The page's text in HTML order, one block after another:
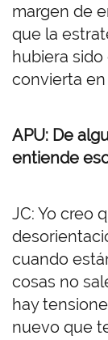
margen de
que la
hubiera
convierta
APU: De
entiende
JC: Yo creo
cuando
cosas no
hay
nuevo que